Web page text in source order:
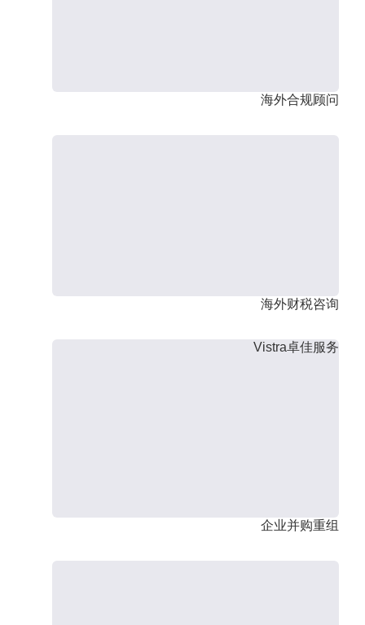
海外合规顾问
海外财税咨询
Vistra卓佳服务
企业并购重组